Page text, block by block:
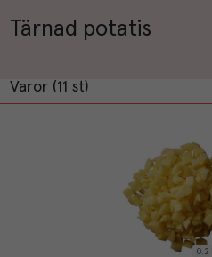
Tärnad potatis
Varor (11 st)
0.2